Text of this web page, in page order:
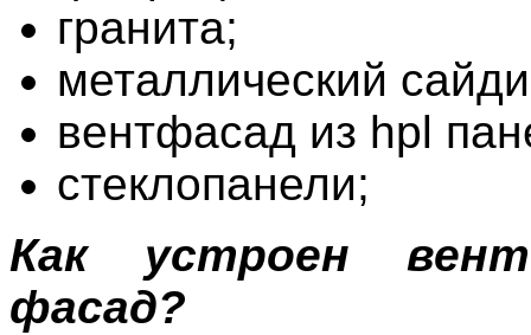
гранита;
металлический
вентфасад из hpl
стеклопанели;
Как устроен
фасад?